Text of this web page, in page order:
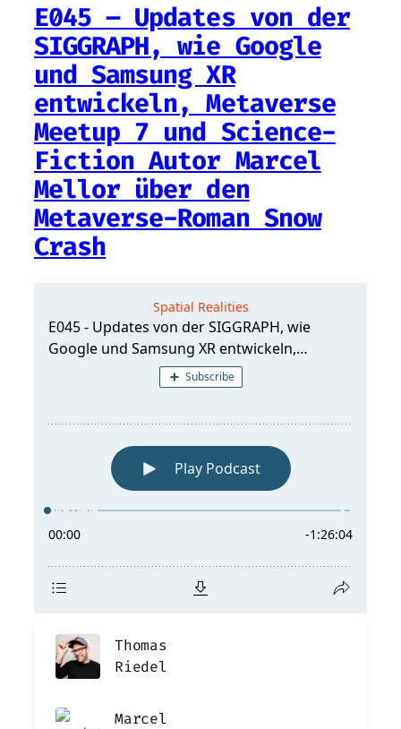
E045 – Updates von der
SIGGRAPH, wie Google
und Samsung XR
entwickeln, Metaverse
Meetup 7 und Science-
Fiction Autor Marcel
Mellor über den
Metaverse-Roman Snow
Crash
Thomas
Riedel
Marcel